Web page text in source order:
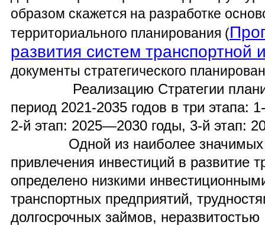
образом скажется на разработке
территориального планирования (
развития систем транспортной
документы стратегического
Реализацию Стратегии
период 2021-2035 годов в три этапа:
2-й этап: 2025—2030 годы, 3-й этап:
Одной из наиболее значимых
привлечения инвестиций в развитие
определено низкими
транспортных предприятий,
долгосрочных займов, неразвитостью